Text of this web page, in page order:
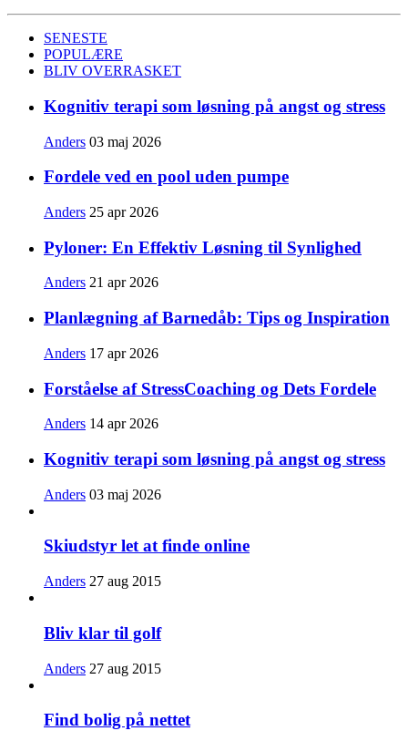
SENESTE
POPULÆRE
BLIV OVERRASKET
Kognitiv terapi som løsning på angst og stress
Anders 03 maj 2026
Fordele ved en pool uden pumpe
Anders 25 apr 2026
Pyloner: En Effektiv Løsning til Synlighed
Anders 21 apr 2026
Planlægning af Barnedåb: Tips og Inspiration
Anders 17 apr 2026
Forståelse af StressCoaching og Dets Fordele
Anders 14 apr 2026
Kognitiv terapi som løsning på angst og stress
Anders 03 maj 2026
Skiudstyr let at finde online
Anders 27 aug 2015
Bliv klar til golf
Anders 27 aug 2015
Find bolig på nettet